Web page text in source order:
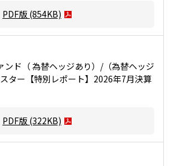
PDF版 (854KB)
ンド（ 為替ヘッジあり）/（為替ヘッジ
ター【特別レポート】2026年7月決算
PDF版 (322KB)